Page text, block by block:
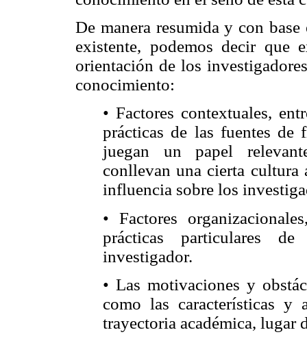
De manera resumida y con
existente, podemos decir que
orientación de los
conocimiento:
• Factores contextuales,
prácticas de las fuentes de
juegan un papel
conllevan una cierta cultura
influencia sobre los
• Factores
prácticas particulares
investigador.
• Las motivaciones y
como las características y
trayectoria académica, lugar